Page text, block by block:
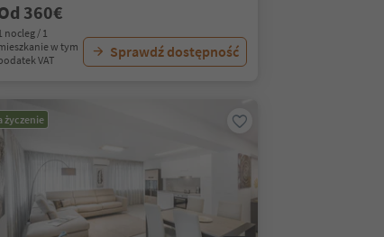
360€
nocleg / 1
w tym
VAT
Sprawdź dostępność
życzenie